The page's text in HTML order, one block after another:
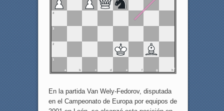
4
3
2
1
a b c d e f g h
En la partida Van Wely-Fedorov, disputada
en el Campeonato de Europa por equipos de